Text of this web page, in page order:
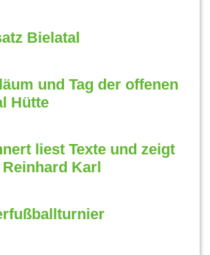
Bielatal
und Tag der offenen
Hütte
liest Texte und zeigt
Karl